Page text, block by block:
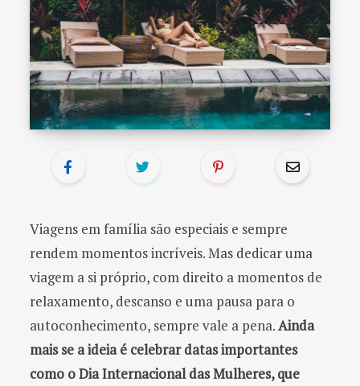
Viagens em família são especiais e sempre
rendem momentos incríveis. Mas dedicar uma
viagem a si próprio, com direito a momentos de
relaxamento, descanso e uma pausa para o
autoconhecimento, sempre vale a pena.Ainda
mais se a ideia é celebrar datas importantes
como o Dia Internacional das Mulheres, que